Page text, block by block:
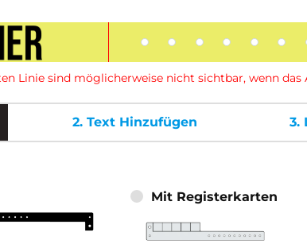
Linie sind möglicherweise nicht sichtbar, wenn
2. Text Hinzufügen 3.
Mit Registerkarten